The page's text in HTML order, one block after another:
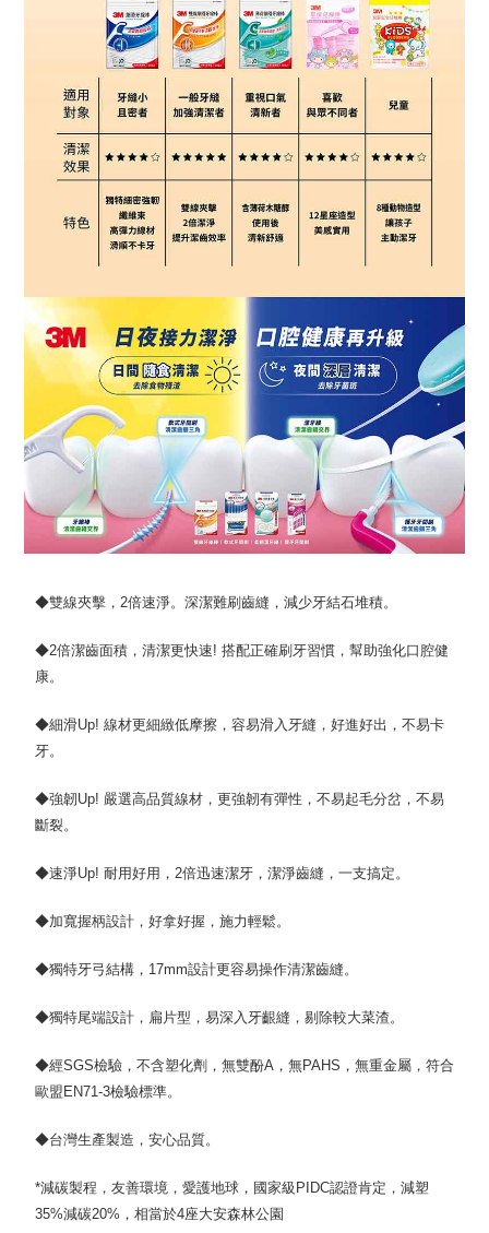
◆雙線夾擊，2倍速淨。深潔難刷齒縫，減少牙結石堆積。
◆2倍潔齒面積，清潔更快速! 搭配正確刷牙習慣，幫助強化口腔健
康。
◆細滑Up! 線材更細緻低摩擦，容易滑入牙縫，好進好出，不易卡
牙。
◆強韌Up! 嚴選高品質線材，更強韌有彈性，不易起毛分岔，不易
斷裂。
◆速淨Up! 耐用好用，2倍迅速潔牙，潔淨齒縫，一支搞定。
◆加寬握柄設計，好拿好握，施力輕鬆。
◆獨特牙弓結構，17mm設計更容易操作清潔齒縫。
◆獨特尾端設計，扁片型，易深入牙齦縫，剔除較大菜渣。
◆經SGS檢驗，不含塑化劑，無雙酚A，無PAHS，無重金屬，符合
歐盟EN71-3檢驗標準。
◆台灣生產製造，安心品質。
*減碳製程，友善環境，愛護地球，國家級PIDC認證肯定，減塑
35%減碳20%，相當於4座大安森林公園